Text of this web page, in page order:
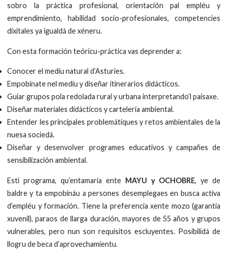
sobro la práctica profesional, orientación pal empléu y
emprendimiento, habilidad socio-profesionales, competencies
dixitales ya igualdá de xéneru.
Con esta formación teóricu-práctica vas deprender a:
Conocer el mediu natural d’Asturies.
Empobinate nel mediu y diseñar itinerarios didácticos.
Guiar grupos pola redolada rural y urbana interpretando’l paisaxe.
Diseñar materiales didácticos y cartelería ambiental.
Entender les principales problemátiques y retos ambientales de la
nuesa sociedá.
Diseñar y desenvolver programes educativos y campañes de
sensibilización ambiental.
Esti programa, qu’entamaría ente MAYU y OCHOBRE, ye de
baldre y ta empobináu a persones desemplegaes en busca activa
d’empléu y formación. Tiene la preferencia xente mozo (garantía
xuvenil), paraos de llarga duración, mayores de 55 años y grupos
vulnerables, pero nun son requisitos escluyentes. Posibilidá de
llogru de beca d’aprovechamientu.